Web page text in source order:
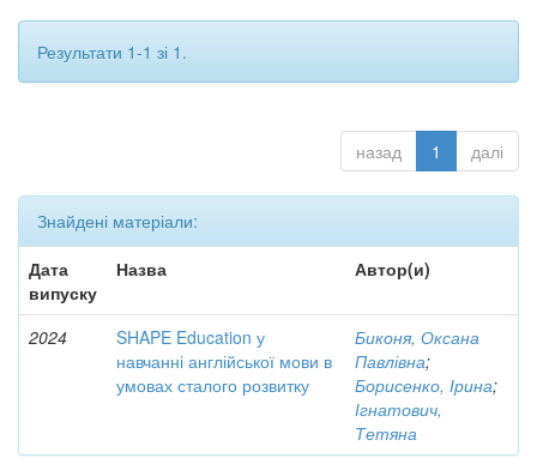
Результати 1-1 зі 1.
назад 1 далі
Знайдені матеріали:
Дата
випуску
Назва Автор(и)
2024
SHAPE Education у
навчанні англійської мови в
умовах сталого розвитку
Биконя, Оксана
Павлівна;
Борисенко, Ірина;
Ігнатович,
Тетяна